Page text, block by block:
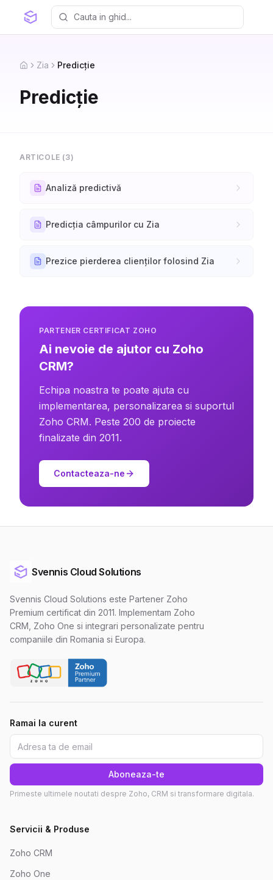
HomeZia Predicție
Predicție
ARTICOLE (3)
Analiză predictivă
Predicția câmpurilor cu Zia
Prezice pierderea clienților folosind Zia
PARTENER CERTIFICAT ZOHO
Ai nevoie de ajutor cu Zoho
CRM?
Echipa noastra te poate ajuta cu
implementarea, personalizarea si suportul
Zoho CRM. Peste 200 de proiecte
finalizate din 2011.
Contacteaza-ne
Svennis Cloud Solutions
Svennis Cloud Solutions este Partener Zoho
Premium certificat din 2011. Implementam Zoho
CRM, Zoho One si integrari personalizate pentru
companiile din Romania si Europa.
Ramai la curent
Aboneaza-te
Primeste ultimele noutati despre Zoho, CRM si transformare digitala.
Servicii & Produse
Zoho CRM
Zoho One